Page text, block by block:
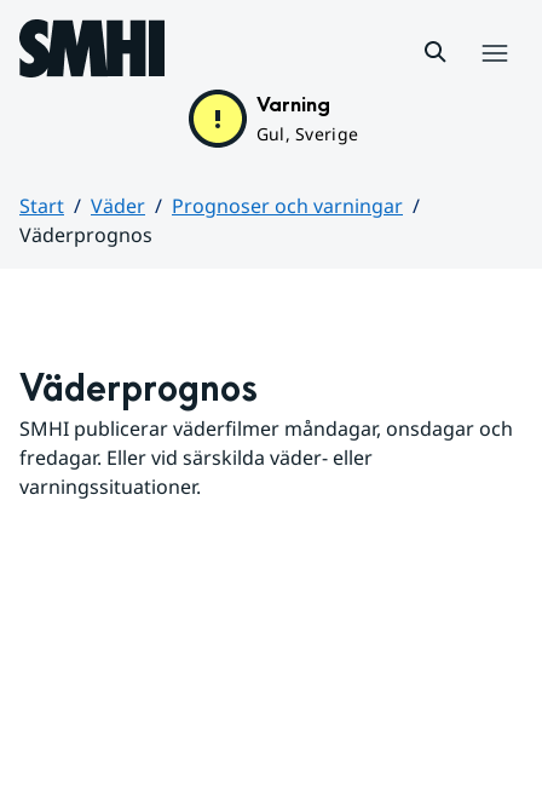
Hoppa till sidans innehåll
Varning
Gul, Sverige
Start Väder
Prognoser och varningar
Väderprognos
Väderprognos
SMHI publicerar väderfilmer måndagar, onsdagar och
fredagar. Eller vid särskilda väder- eller
varningssituationer.